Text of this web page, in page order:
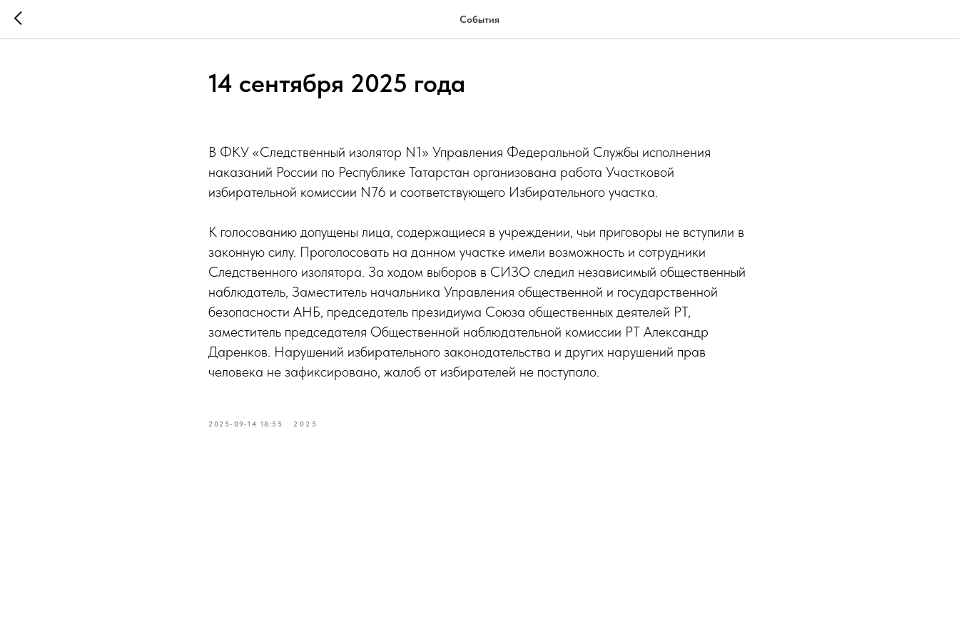
События
14 сентября 2025 года
В ФКУ «Следственный изолятор N1» Управления Федеральной Службы исполнения
наказаний России по Республике Татарстан организована работа Участковой
избирательной комиссии N76 и соответствующего Избирательного участка.
К голосованию допущены лица, содержащиеся в учреждении, чьи приговоры не вступили в
законную силу. Проголосовать на данном участке имели возможность и сотрудники
Следственного изолятора. За ходом выборов в СИЗО следил независимый общественный
наблюдатель, Заместитель начальника Управления общественной и государственной
безопасности АНБ, председатель президиума Союза общественных деятелей РТ,
заместитель председателя Общественной наблюдательной комиссии РТ Александр
Даренков. Нарушений избирательного законодательства и других нарушений прав
человека не зафиксировано, жалоб от избирателей не поступало.
2025-09-14 18:55 2025